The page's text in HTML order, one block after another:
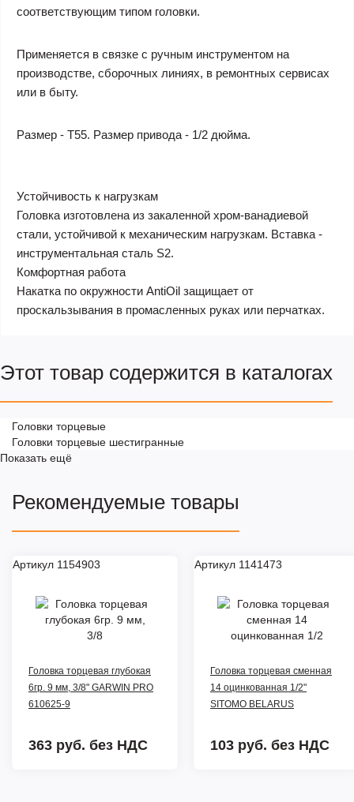
соответствующим типом головки.
Применяется в связке с ручным инструментом на
производстве, сборочных линиях, в ремонтных сервисах
или в быту.
Размер - T55. Размер привода - 1/2 дюйма.
Устойчивость к нагрузкам
Головка изготовлена из закаленной хром-ванадиевой
стали, устойчивой к механическим нагрузкам. Вставка -
инструментальная сталь S2.
Комфортная работа
Накатка по окружности AntiOil защищает от
проскальзывания в промасленных руках или перчатках.
Этот товар содержится в каталогах
Головки торцевые
Головки торцевые шестигранные
Показать ещё
Рекомендуемые товары
Артикул 1154903
Головка торцевая глубокая
6гр. 9 мм, 3/8" GARWIN PRO
610625-9
363 руб. без НДС
Артикул 1141473
Головка торцевая сменная
14 оцинкованная 1/2"
SITOMO BELАRUS
103 руб. без НДС